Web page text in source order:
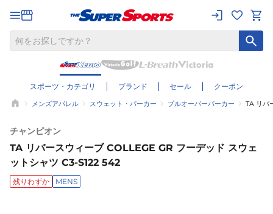
スポーツ・カテゴリ ブランド セール クーポン
メンズアパレル スウェット・パーカー プルオーバーパーカー TA リバ
チャンピオン
TA リバースウィーブ COLLEGE GR フーデッド スウェ
ットシャツ C3-S122 542
残りわずか MENS